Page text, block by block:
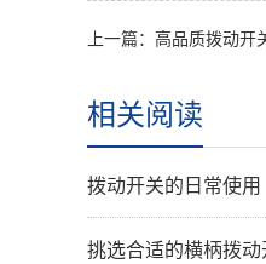
上一篇：高品质拨动
相关阅读
拨动开关的日常使用
挑选合适的横柄拨